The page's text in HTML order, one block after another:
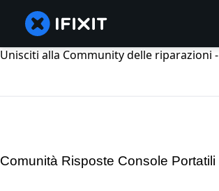
Unisciti alla Community delle riparazioni -
Comunità Risposte Console Portatili